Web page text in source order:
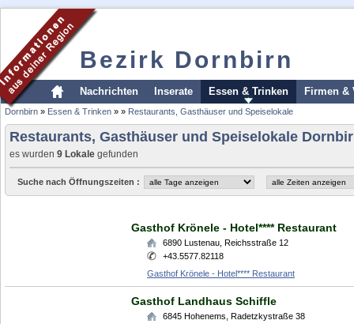
Bezirk Dornbirn
Nachrichten Inserate Essen & Trinken Firmen &
Dornbirn » Essen & Trinken » » Restaurants, Gasthäuser und Speiselokale
Restaurants, Gasthäuser und Speiselokale
es wurden 9 Lokale gefunden
Suche nach Öffnungszeiten :
Gasthof Krönele - Hotel**** Restaurant
6890 Lustenau Reichsstraße 12
+43.5577.82118
Gasthof Krönele - Hotel**** Restaurant
Gasthof Landhaus Schiffle
6845 Hohenems Radetzkystraße 38